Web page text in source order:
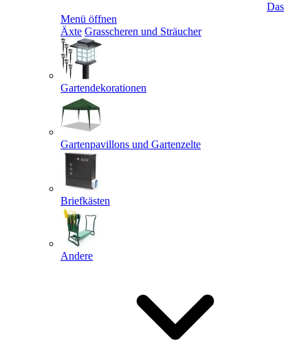
Das
Menü öffnen
Äxte Grasscheren und Sträucher
Gartendekorationen
Gartenpavillons und Gartenzelte
Briefkästen
Andere